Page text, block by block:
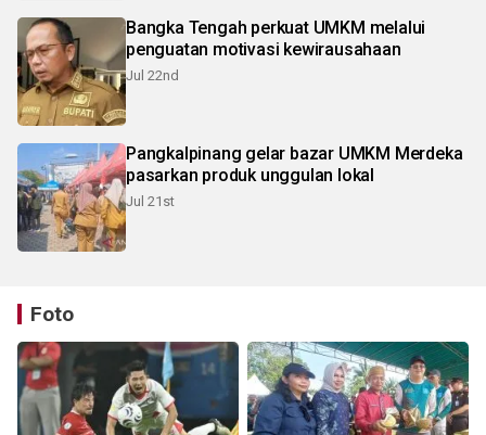
Bangka Tengah perkuat UMKM melalui
penguatan motivasi kewirausahaan
Jul 22nd
Pangkalpinang gelar bazar UMKM Merdeka
pasarkan produk unggulan lokal
Jul 21st
Foto